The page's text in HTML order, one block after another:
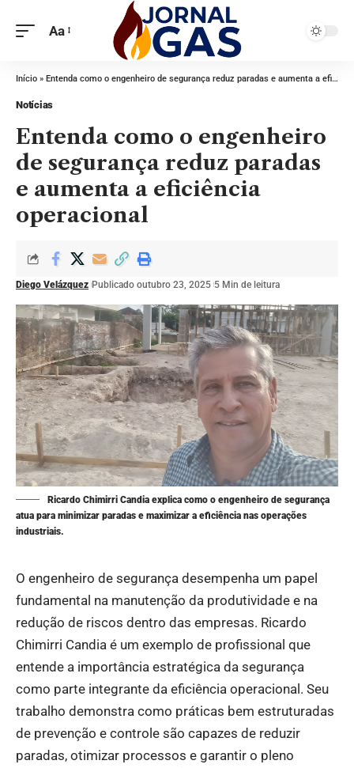
Aa
Início » Entenda como o engenheiro de segurança reduz paradas e aumenta a eficiência operacional
Notícias
Entenda como o engenheiro
de segurança reduz paradas
e aumenta a eficiência
operacional
Diego Velázquez Publicado outubro 23, 2025 5 Min de leitura
Ricardo Chimirri Candia explica como o engenheiro de segurança
atua para minimizar paradas e maximizar a eficiência nas operações
industriais.
O engenheiro de segurança desempenha um papel
fundamental na manutenção da produtividade e na
redução de riscos dentro das empresas. Ricardo
Chimirri Candia é um exemplo de profissional que
entende a importância estratégica da segurança
como parte integrante da eficiência operacional. Seu
trabalho demonstra como práticas bem estruturadas
de prevenção e controle são capazes de reduzir
paradas, otimizar processos e garantir o pleno